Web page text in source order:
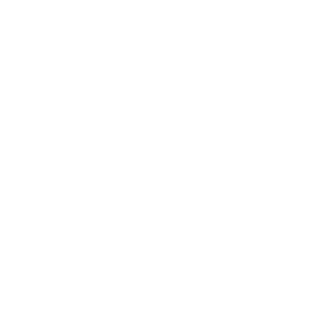
了承ください。
をご了承くださ
です。
ず変更すること
) : 1000ppm、
、